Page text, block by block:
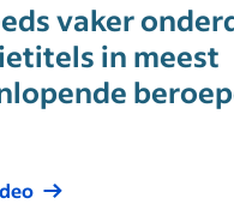
vaker
in meest